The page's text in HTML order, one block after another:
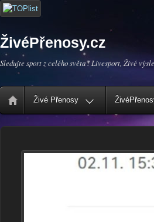
ŽivéPřenosy.cz
Sledujte sport z celého světa ! Livesport, Živé
Živé Přenosy